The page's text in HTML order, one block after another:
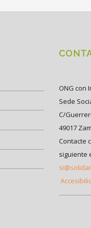
ONG con
Sede
C/
49017
Contacte
siguiente